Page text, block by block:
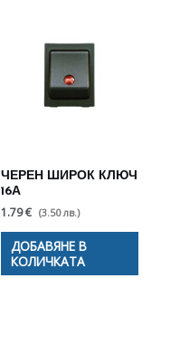
ЧЕРЕН ШИРОК КЛЮЧ
16А
1.79 € (3.50 лв.)
ДОБАВЯНЕ В
КОЛИЧКАТА